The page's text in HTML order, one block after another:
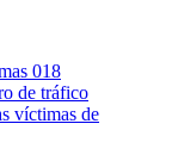
018
de tráfico
víctimas de